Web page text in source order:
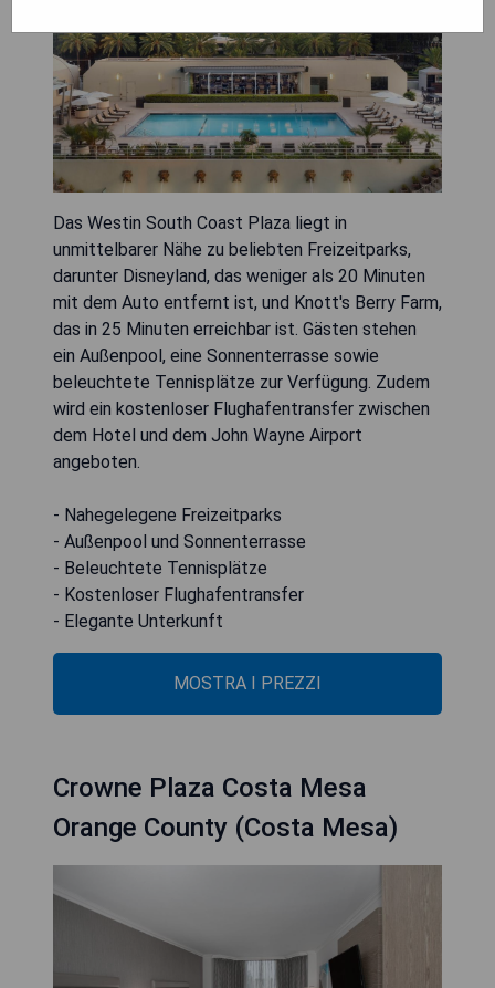
Das Westin South Coast Plaza liegt in
unmittelbarer Nähe zu beliebten Freizeitparks,
darunter Disneyland, das weniger als 20 Minuten
mit dem Auto entfernt ist, und Knott's Berry Farm,
das in 25 Minuten erreichbar ist. Gästen stehen
ein Außenpool, eine Sonnenterrasse sowie
beleuchtete Tennisplätze zur Verfügung. Zudem
wird ein kostenloser Flughafentransfer zwischen
dem Hotel und dem John Wayne Airport
angeboten.
- Nahegelegene Freizeitparks
- Außenpool und Sonnenterrasse
- Beleuchtete Tennisplätze
- Kostenloser Flughafentransfer
- Elegante Unterkunft
MOSTRA I PREZZI
Crowne Plaza Costa Mesa
Orange County (Costa Mesa)